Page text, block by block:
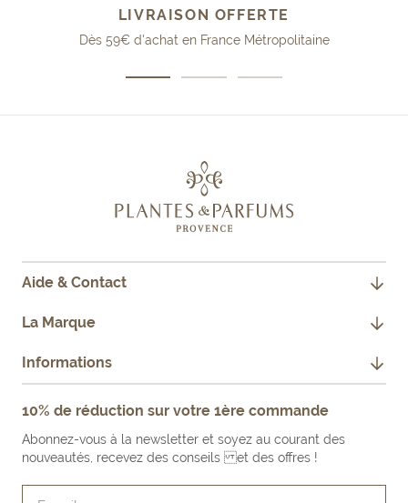
LIVRAISON OFFERTE
Dès 59€ d'achat en France Métropolitaine
slide
slide
slide
Aide & Contact
CONTACTEZ-NOUS
FAQ
FAIRE UN RETOUR PRODUIT
La Marque
NOTRE HISTOIRE
NOS ENGAGEMENTS
LE BLOG
Informations
10% de réduction sur votre 1ère commande
Abonnez-vous à la newsletter et soyez au courant des
nouveautés, recevez des conseils et des offres !